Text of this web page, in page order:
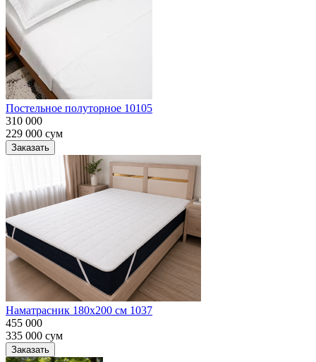
Постельное полуторное 10105
310 000
229 000 сум
Заказать
Наматрасник 180х200 см 1037
455 000
335 000 сум
Заказать